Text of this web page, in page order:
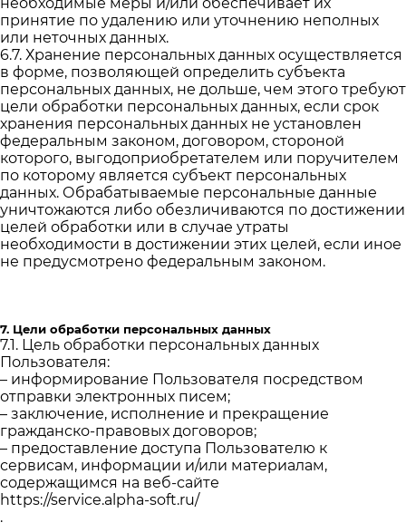
принятие по удалению или уточнению неполных
или неточных данных.
6.7. Хранение персональных данных осуществляется
в форме, позволяющей определить субъекта
персональных данных, не дольше, чем этого требуют
цели обработки персональных данных, если срок
хранения персональных данных не установлен
федеральным законом, договором, стороной
которого, выгодоприобретателем или поручителем
по которому является субъект персональных
данных. Обрабатываемые персональные данные
уничтожаются либо обезличиваются по достижении
целей обработки или в случае утраты
необходимости в достижении этих целей, если иное
не предусмотрено федеральным законом.
7. Цели обработки персональных данных
7.1. Цель обработки персональных данных
Пользователя:
– информирование Пользователя посредством
отправки электронных писем;
– заключение, исполнение и прекращение
гражданско-правовых договоров;
– предоставление доступа Пользователю к
сервисам, информации и/или материалам,
содержащимся на веб-сайте
https://service.alpha-soft.ru/
.